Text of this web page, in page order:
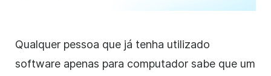
Qualquer pessoa que já tenha utilizado
software apenas para computador sabe que um